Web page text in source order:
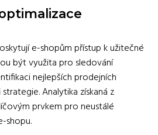
e-shopům přístup k užitečné
být využita pro sledování
nejlepších prodejních
Analytika získaná z
prvkem pro neustálé
shopu.